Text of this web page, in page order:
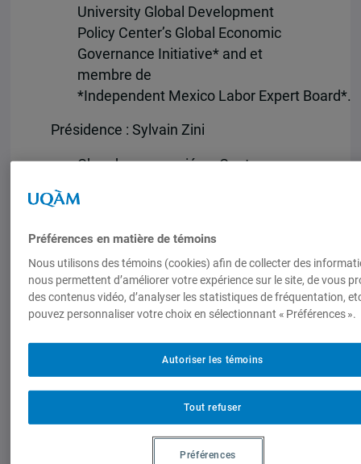
University Global Development
Policy Center’s Global Economic
Governance Initiative* and et
membre de
*Independent Mexico Labor Expert Board*.
Présidence : Sylvain Zini
Chercheur associé au Centre
mondialisation (CEIM).
Cliquez ici pour visionner
l’enregistrement de la conférence
mondialisation (CEIM) organises a
lecture series on “CUSMA, its
online conference on “CUSMA : A new
Préférences en matière de témoins
Nous utilisons des témoins (cookies) afin de collecter des
nous permettent d’améliorer votre expérience sur le site, de vous
des contenus vidéo, d’analyser les statistiques de fréquentation,
pouvez personnaliser votre choix en sélectionnant « Préférences ».
Tout refuser
Autoriser les témoins
Préférences